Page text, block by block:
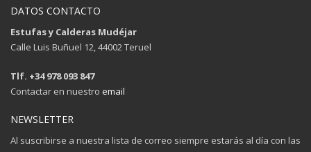
DATOS CONTACTO
Estufas y Calderas Mudéjar
Calle Luis Buñuel 12, 44002 Teruel
Tlf. +34 978 093 847
Contactar en nuestro email
NEWSLETTER
Al suscribirse a nuestra lista de correo siempre estarás al día con las